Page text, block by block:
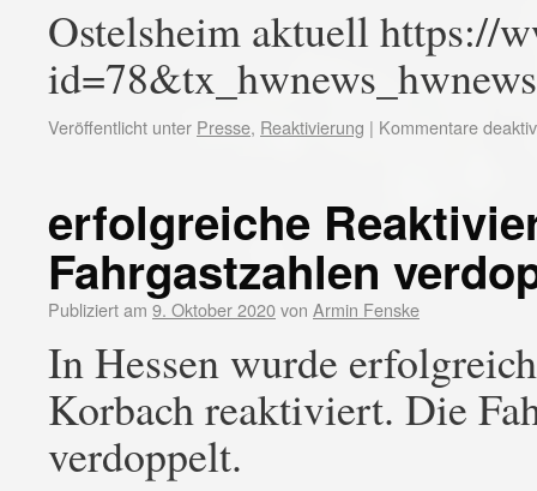
Ostelsheim aktuell https://
Veröffentlicht unter Presse, Reaktivierung | Kommentare
erfolgreiche
Fahrgastzahlen
Publiziert am 9. Oktober 2020von Armin Fenske
In Hessen wurde
Korbach reaktiviert. Die
verdoppelt.